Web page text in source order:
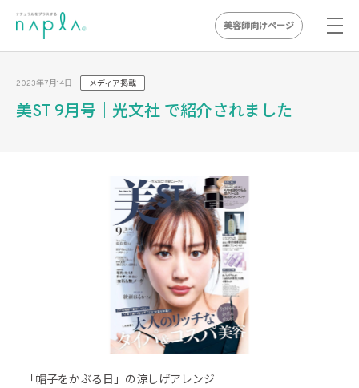
content
美容師向けページ
2023年7月14日 メディア掲載
美ST 9月号｜光文社 で紹介されました
「帽子をかぶる日」の涼しげアレンジ